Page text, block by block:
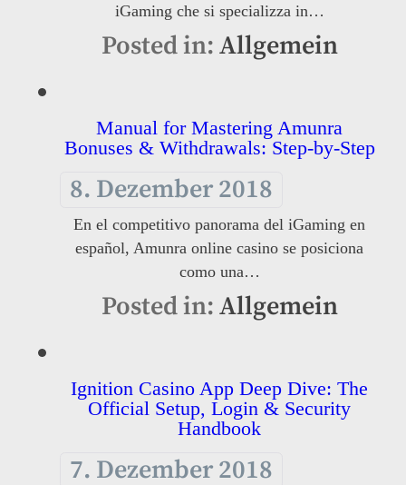
iGaming che si specializza in…
Posted in: Allgemein
Manual for Mastering Amunra
Bonuses & Withdrawals: Step-by-Step
8. Dezember 2018
En el competitivo panorama del iGaming en
español, Amunra online casino se posiciona
como una…
Posted in: Allgemein
Ignition Casino App Deep Dive: The
Official Setup, Login & Security
Handbook
7. Dezember 2018